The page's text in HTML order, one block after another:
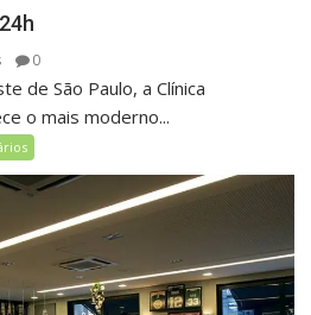
0
de São Paulo, a Clínica
o mais moderno...